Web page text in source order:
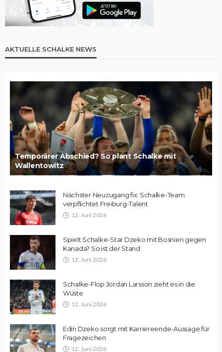
AKTUELLE SCHALKE NEWS
Temporärer Abschied? So plant Schalke mit
Wallentowitz
Nächster Neuzugang fix: Schalke-Team
verpflichtet Freiburg-Talent
12. Juni 2026
Spielt Schalke-Star Dzeko mit Bosnien gegen
Kanada? So ist der Stand
12. Juni 2026
Schalke-Flop Jordan Larsson zieht es in die
Wüste
12. Juni 2026
Edin Dzeko sorgt mit Karriereende-Aussage für
Fragezeichen
12. Juni 2026